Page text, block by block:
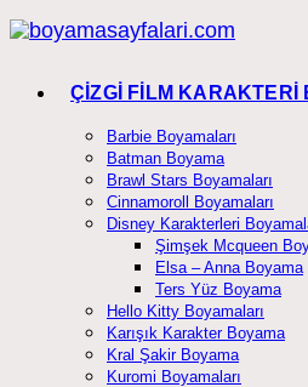
Skip
to
ÇİZGİ FİLM KARAKTERİ
Barbie Boyamaları
Batman Boyama
Brawl Stars Boyamaları
Cinnamoroll Boyamaları
Disney Karakterleri
Şimşek Mcqueen
Elsa – Anna Boyama
Ters Yüz Boyama
Hello Kitty Boyamaları
Karışık Karakter Boyama
Kral Şakir Boyama
Kuromi Boyamaları